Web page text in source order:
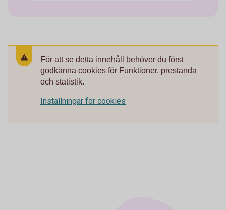
För att se detta innehåll behöver du först
godkänna cookies för Funktioner, prestanda
och statistik.
Inställningar för cookies